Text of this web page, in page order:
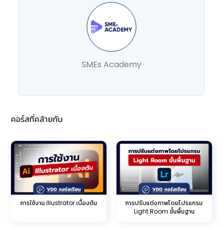
SMEs Academy
คอร์สที่คล้ายกัน
การใช้งาน Illustrator เบื้องต้น
การปรับแต่งภาพโดยโปรแกรม
Light Room ขั้นพื้นฐาน